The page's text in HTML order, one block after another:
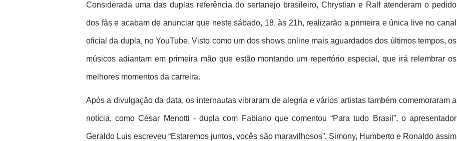
Considerada uma das duplas referência do sertanejo brasileiro, Chrystian e Ralf atenderam o pedido
dos fãs e acabam de anunciar que neste sábado, 18, às 21h, realizarão a primeira e única live no canal
oficial da dupla, no YouTube. Visto como um dos shows online mais aguardados dos últimos tempos, os
músicos adiantam em primeira mão que estão montando um repertório especial, que irá relembrar os
melhores momentos da carreira.
Após a divulgação da data, os internautas vibraram de alegria e vários artistas também comemoraram a
notícia, como César Menotti - dupla com Fabiano que comentou “Para tudo Brasil”, o apresentador
Geraldo Luis escreveu “Estaremos juntos, vocês são maravilhosos”, Simony, Humberto e Ronaldo assim